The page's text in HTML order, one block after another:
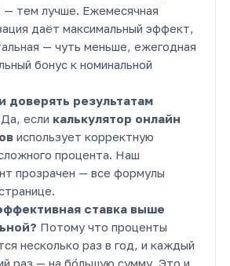
тем лучше. Ежемесячная
даёт максимальный эффект,
— чуть меньше, ежегодная
бонус к номинальной
доверять результатам
Да, если калькулятор онлайн
использует корректную
процента. Наш
прозрачен — все формулы
ставка выше
Потому что проценты
несколько раз в год, и каждый
раз — на бо́льшую сумму. Это и